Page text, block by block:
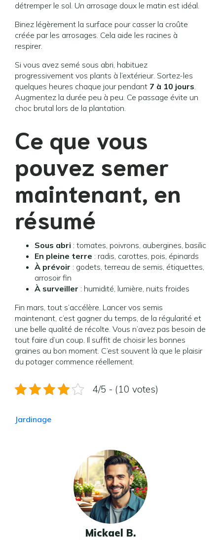
détremper le sol. Un arrosage doux le matin est idéal.
Binez légèrement la surface pour casser la croûte
créée par les arrosages. Cela aide les racines à
respirer.
Si vous avez semé sous abri, habituez
progressivement vos plants à l’extérieur. Sortez-les
quelques heures chaque jour pendant 7 à 10 jours.
Augmentez la durée peu à peu. Ce passage évite un
choc brutal lors de la plantation.
Ce que vous
pouvez semer
maintenant, en
résumé
Sous abri : tomates, poivrons, aubergines, basilic
En pleine terre : radis, carottes, pois, épinards
À prévoir : godets, terreau de semis, étiquettes,
arrosoir fin
À surveiller : humidité, lumière, nuits froides
Fin mars, tout s’accélère. Lancer vos semis
maintenant, c’est gagner du temps, de la régularité et
une belle qualité de récolte. Vous n’avez pas besoin de
tout faire d’un coup. Il suffit de choisir les bonnes
graines au bon moment. C’est souvent là que le plaisir
du potager commence réellement.
4/5 - (10 votes)
Jardinage
Mickael B.